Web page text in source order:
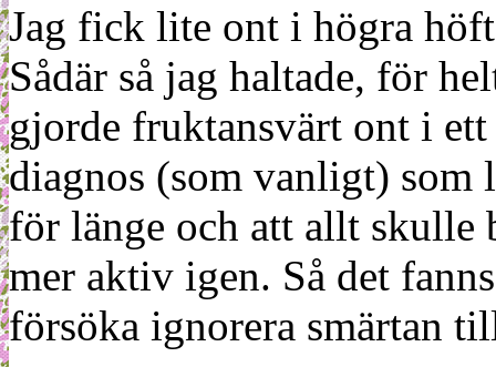
Jag fick lite ont i högra
Sådär så jag haltade, för
gjorde fruktansvärt ont i ett
diagnos (som vanligt)
för länge och att allt skulle
mer aktiv igen. Så det
försöka ignorera smärtan